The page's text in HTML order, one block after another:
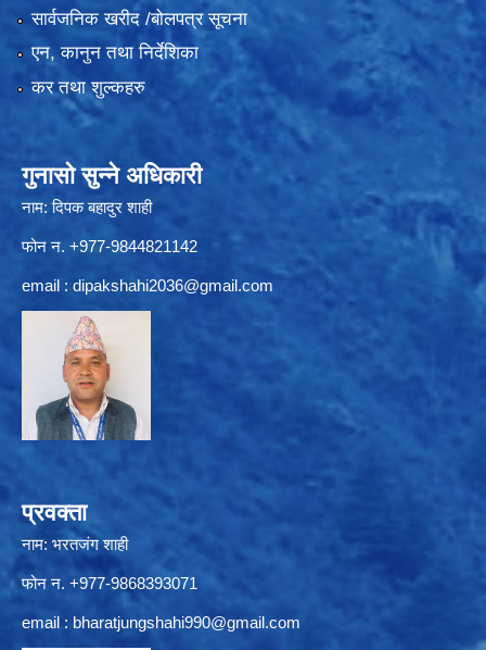
सार्वजनिक खरीद /बोलपत्र सूचना
एन, कानुन तथा निर्देशिका
कर तथा शुल्कहरु
गुनासो सुन्ने अधिकारी
नाम: दिपक बहादुर शाही
फोन न. +977-9844821142
email : dipakshahi2036@gmail.com
प्रवक्ता
नाम: भरतजंग शाही
फोन न. +977-9868393071
email : bharatjungshahi990@gmail.com